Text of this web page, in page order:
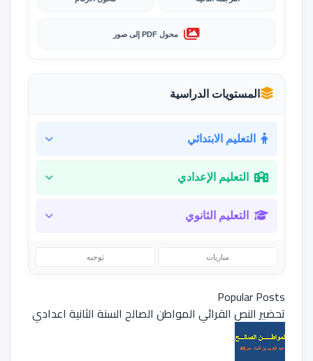
محول PDF إلى صور
المستويات الدراسية
التعليم الابتدائي
التعليم الإعدادي
التعليم الثانوي
مباريات توجيه
Popular Posts
تحضير النص القرائي المواطن الصالح السنة الثانية اعدادي